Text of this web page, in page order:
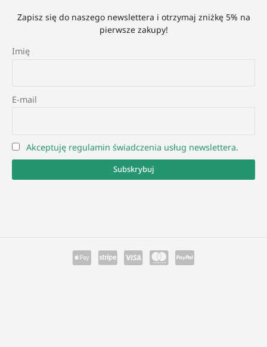
Zapisz się do naszego newslettera i otrzymaj zniżkę 5% na
pierwsze zakupy!
Imię
E-mail
Akceptuję regulamin świadczenia usług newslettera.